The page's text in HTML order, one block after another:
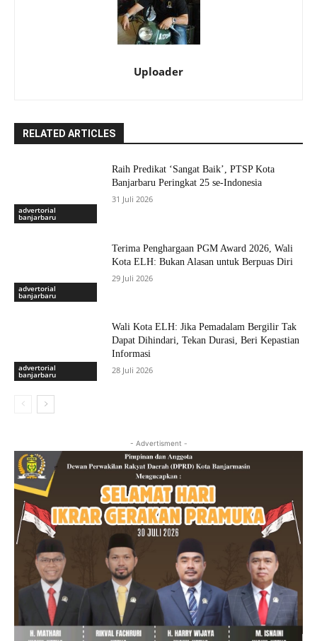
Uploader
RELATED ARTICLES
advertorial
banjarbaru
Raih Predikat ‘Sangat Baik’, PTSP Kota
Banjarbaru Peringkat 25 se-Indonesia
31 Juli 2026
advertorial
banjarbaru
Terima Penghargaan PGM Award 2026, Wali
Kota ELH: Bukan Alasan untuk Berpuas Diri
29 Juli 2026
advertorial
banjarbaru
Wali Kota ELH: Jika Pemadalam Bergilir Tak
Dapat Dihindari, Tekan Durasi, Beri Kepastian
Informasi
28 Juli 2026
- Advertisment -